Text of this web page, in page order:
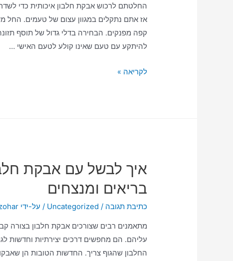
החלטתם לרכוש אבקת חלבון איכותית כדי
אז אתם נתקלים במגוון עצום של טעמים. החל
קפה מפנקים. הבחירה בדלי גדול של תוסף
להיתקע עם טעם שאינו קולע לטעם האישי …
לקריאה »
איך לבשל עם אבקת
בריאים ומנצחים
כתיבת תגובה /
Uncategorized / על-ידי
מתאמנים רבים שצורכים אבקת חלבון בצורה
עליהם. הם מחפשים דרכים יצירתיות וחדשות
החלבון שהגוף צריך. החדשות הטובות הן